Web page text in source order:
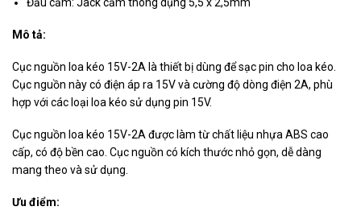
Mô tả:
Cục nguồn loa kéo 15V-2A là thiết bị dùng để sạc pin cho loa kéo.
Cục nguồn này có điện áp ra 15V và cường độ dòng điện 2A, phù
hợp với các loại loa kéo sử dụng pin 15V.
Cục nguồn loa kéo 15V-2A được làm từ chất liệu nhựa ABS cao
cấp, có độ bền cao. Cục nguồn có kích thước nhỏ gọn, dễ dàng
mang theo và sử dụng.
Ưu điểm: